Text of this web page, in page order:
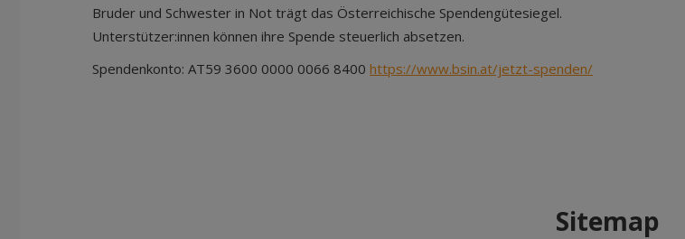
Bruder und Schwester in Not trägt das Österreichische Spendengütesiegel.
Unterstützer:innen können ihre Spende steuerlich absetzen.
Spendenkonto: AT59 3600 0000 0066 8400 https://www.bsin.at/jetzt-spenden/
Sitemap